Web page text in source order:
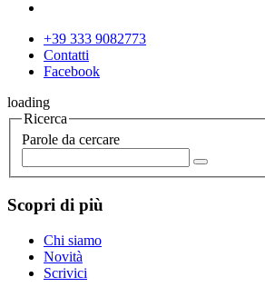
+39 333 9082773
Contatti
Facebook
loading
Ricerca
Parole da cercare
Scopri di più
Chi siamo
Novità
Scrivici